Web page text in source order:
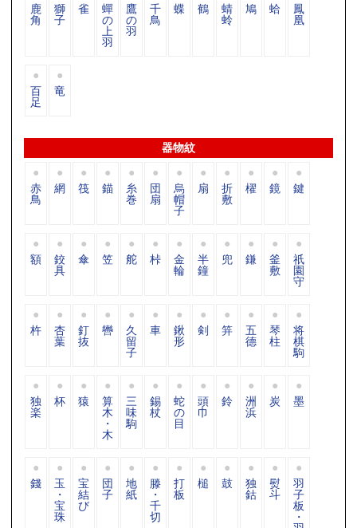
鹿
角
獅
子
雀 蟬
の
上
羽
鷹
の
羽
千
鳥
蝶 鶴 蜻
蛉
鳩 蛤 鳳
凰
百
足
竜
器物紋
赤
鳥
網 筏 錨 糸
巻
団
扇
烏
帽
子
扇 折
敷
櫂 鏡 鍵
額 鉸
具
傘 笠 舵 桛 金
輪
半
鐘
兜 鎌 釜
敷
祇
園
守
杵 杏
葉
釘
抜
轡 久
留
子
車 鍬
形
剣 笄 五
德
琴
柱
将
棋
駒
独
楽
杯 猿 算
木
・
木
三
味
駒
錫
杖
蛇
の
目
頭
巾
鈴 洲
浜
炭 墨
錢 玉
・
宝
珠
宝
結
び
団
子
地
紙
滕
・
千
切
打
板
槌 鼓 独
鈷
熨
斗
羽
子
板
・